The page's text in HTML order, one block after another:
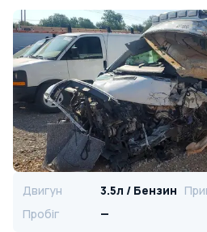
Двигун 3.5л / Бензин
Пробіг
—